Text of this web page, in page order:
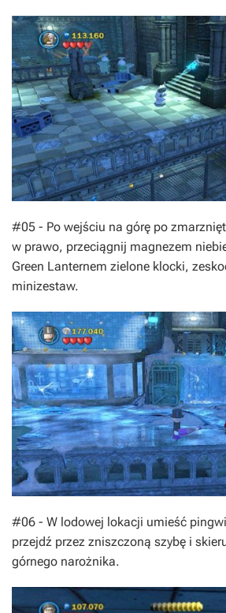
#05 - Po wejściu na górę po
w prawo, przeciągnij magnezem
Green Lanternem zielone klocki,
minizestaw.
#06 - W lodowej lokacji umieść
przejdź przez zniszczoną szybę i
górnego narożnika.